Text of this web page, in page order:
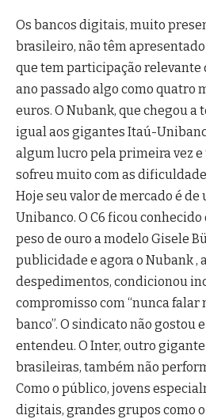
Os bancos digitais, muito
brasileiro, não têm
que tem participação relevante
ano passado algo como quatro
euros. O Nubank, que chegou a
igual aos gigantes Itaú-
algum lucro pela primeira vez e
sofreu muito com as
Hoje seu valor de mercado é de
Unibanco. O C6 ficou
peso de ouro a modelo Gisele
publicidade e agora o Nubank ,
despedimentos, condicionou
compromisso com “nunca falar
banco”. O sindicato não gostou
entendeu. O Inter, outro
brasileiras, também não
Como o público, jovens
digitais, grandes grupos como